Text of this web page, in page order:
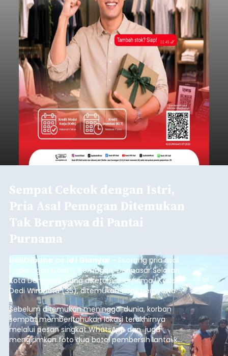
Sempat Cekcok dengan Istri,
Pria Asal Pemogan Ditemukan
Tak Bernyawa di Pantai
Purnama
balitribune.co.id I Gianyar - Seorang pria asal
Lingkungan Dalem, Pemogan, Denpasar Selatan,
Kota Denpasar, yang diketahui bernama I Kadek
Dedi Wiranata (35), ditemukan tidak bernyawa di
pesisir Pantai Purnama, Sukawati.
Sebelum ditemukan meninggal dunia, korban
sempat memberitahukan lokasi terakhirnya
melalui pesan singkat WhatsApp dan juga
mengirimkan foto dua botol pembersih lantai ke
istrinya.